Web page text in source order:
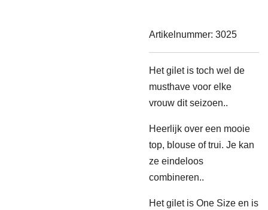
Artikelnummer: 3025
Het gilet is toch wel de
musthave voor elke
vrouw dit seizoen..
Heerlijk over een mooie
top, blouse of trui. Je kan
ze eindeloos
combineren..
Het gilet is One Size en is